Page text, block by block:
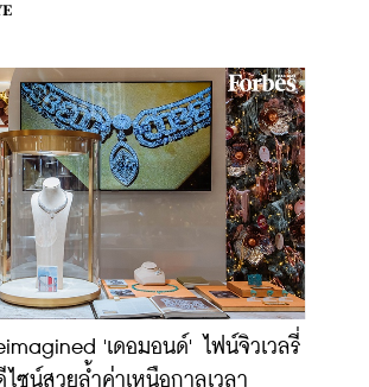
'เดอมอนด์' ไฟน์จิวเวลรี่
ซน์สวยล้ำค่าเหนือกาลเวลา